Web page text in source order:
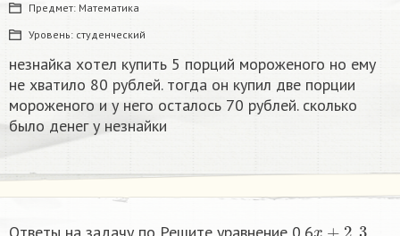
Предмет: Математика
Уровень: студенческий
незнайка хотел купить 5 порций мороженого но ему
не хватило 80 рублей. тогда он купил две порции
мороженого и у него осталось 70 рублей. сколько
было денег у незнайки
3